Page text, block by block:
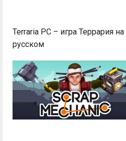
Terraria PC – игра Террария на
русском